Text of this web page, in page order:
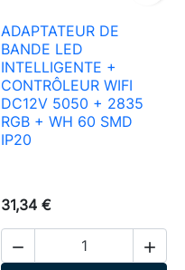
ADAPTATEUR DE
BANDE LED
INTELLIGENTE +
CONTRÔLEUR WIFI
DC12V 5050 + 2835
RGB + WH 60 SMD
IP20
31,34 €
 